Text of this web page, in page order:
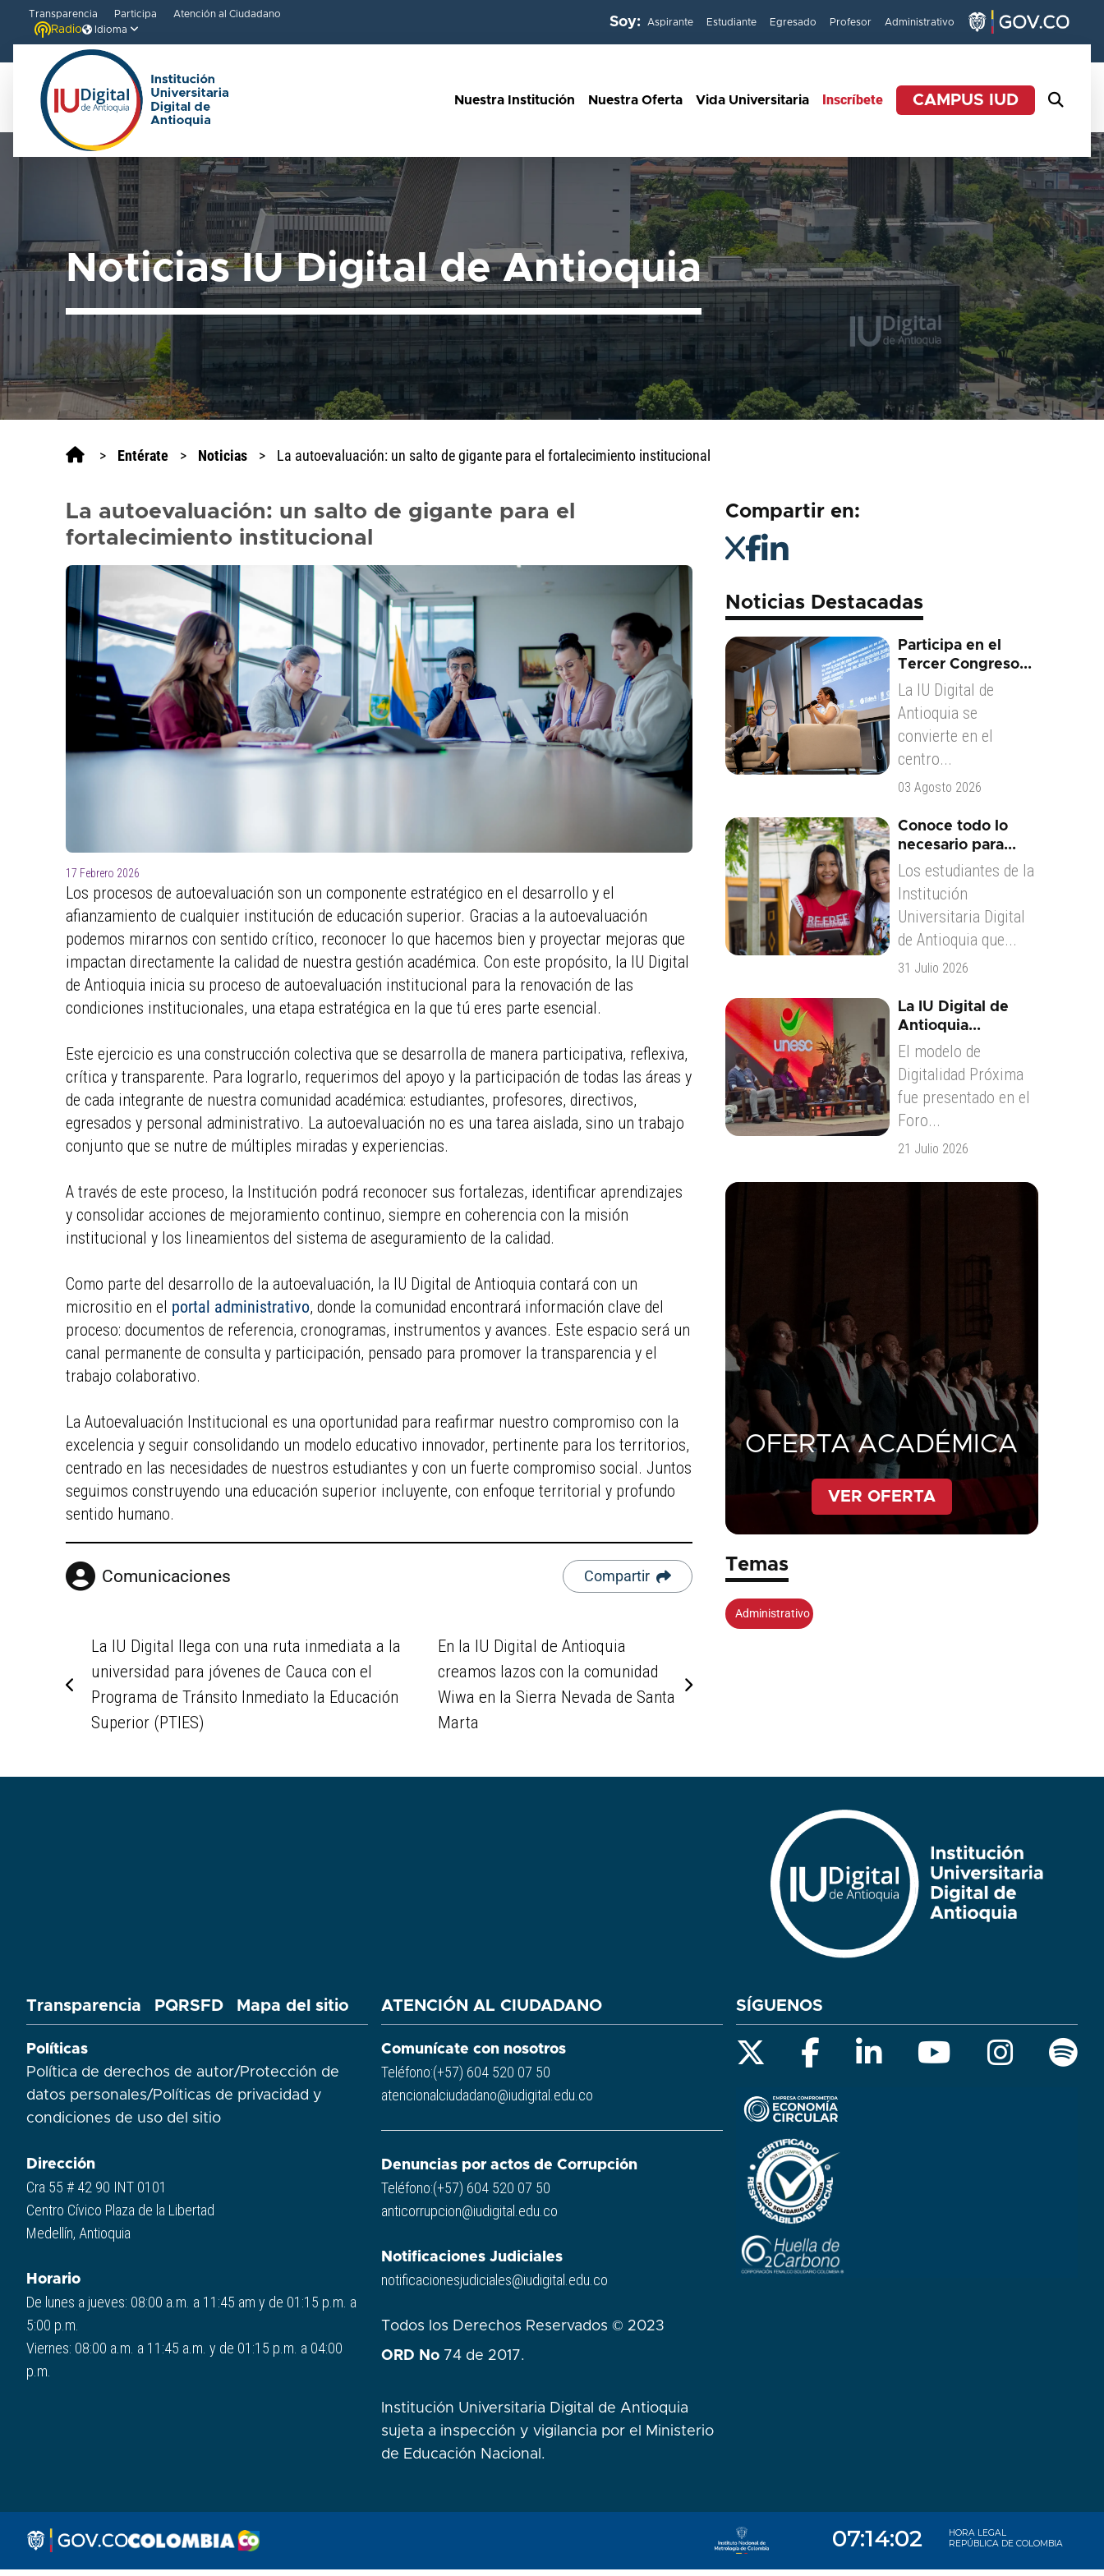
Transparencia Participa Atención al Ciudadano
Radio Idioma Soy: Aspirante Estudiante Egresado Profesor Administrativo
Nuestra Institución Nuestra Oferta Vida Universitaria Inscríbete CAMPUS IUD
Noticias IU Digital de Antioquia
> Entérate > Noticias > La autoevaluación: un salto de gigante para el fortalecimiento institucional
La autoevaluación: un salto de gigante para el
fortalecimiento institucional
17 Febrero 2026
Los procesos de autoevaluación son un componente estratégico en el desarrollo y el
afianzamiento de cualquier institución de educación superior. Gracias a la autoevaluación
podemos mirarnos con sentido crítico, reconocer lo que hacemos bien y proyectar mejoras que
impactan directamente la calidad de nuestra gestión académica. Con este propósito, la IU Digital
de Antioquia inicia su proceso de autoevaluación institucional para la renovación de las
condiciones institucionales, una etapa estratégica en la que tú eres parte esencial.
Este ejercicio es una construcción colectiva que se desarrolla de manera participativa, reflexiva,
crítica y transparente. Para lograrlo, requerimos del apoyo y la participación de todas las áreas y
de cada integrante de nuestra comunidad académica: estudiantes, profesores, directivos,
egresados y personal administrativo. La autoevaluación no es una tarea aislada, sino un trabajo
conjunto que se nutre de múltiples miradas y experiencias.
A través de este proceso, la Institución podrá reconocer sus fortalezas, identificar aprendizajes
y consolidar acciones de mejoramiento continuo, siempre en coherencia con la misión
institucional y los lineamientos del sistema de aseguramiento de la calidad.
Como parte del desarrollo de la autoevaluación, la IU Digital de Antioquia contará con un
micrositio en el portal administrativo, donde la comunidad encontrará información clave del
proceso: documentos de referencia, cronogramas, instrumentos y avances. Este espacio será un
canal permanente de consulta y participación, pensado para promover la transparencia y el
trabajo colaborativo.
La Autoevaluación Institucional es una oportunidad para reafirmar nuestro compromiso con la
excelencia y seguir consolidando un modelo educativo innovador, pertinente para los territorios,
centrado en las necesidades de nuestros estudiantes y con un fuerte compromiso social. Juntos
seguimos construyendo una educación superior incluyente, con enfoque territorial y profundo
sentido humano.
Comunicaciones Compartir
La IU Digital llega con una ruta inmediata a la
universidad para jóvenes de Cauca con el
Programa de Tránsito Inmediato la Educación
Superior (PTIES)
En la IU Digital de Antioquia
creamos lazos con la comunidad
Wiwa en la Sierra Nevada de Santa
Marta
Compartir en:
Noticias Destacadas
Participa en el
Tercer Congreso...
La IU Digital de
Antioquia se
convierte en el
centro...
03 Agosto 2026
Conoce todo lo
necesario para...
Los estudiantes de la
Institución
Universitaria Digital
de Antioquia que...
31 Julio 2026
La IU Digital de
Antioquia...
El modelo de
Digitalidad Próxima
fue presentado en el
Foro...
21 Julio 2026
OFERTA ACADÉMICA
VER OFERTA
Temas
Administrativo
Transparencia PQRSFD Mapa del sitio
Políticas
Política de derechos de autor/Protección de
datos personales/Políticas de privacidad y
condiciones de uso del sitio​
Dirección
Cra 55 # 42 90 INT 0101
Centro Cívico Plaza de la Libertad
Medellín, Antioquia
Horario
De lunes a jueves: 08:00 a.m. a 11:45 am y de 01:15 p.m. a
5:00 p.m.
Viernes: 08:00 a.m. a 11:45 a.m. y de 01:15 p.m. a 04:00
p.m.
ATENCIÓN AL CIUDADANO
Comunícate con nosotros
Teléfono:(+57) 604 520 07 50
atencionalciudadano@iudigital.edu.co
Denuncias por actos de Corrupción
Teléfono:(+57) 604 520 07 50
anticorrupcion@iudigital.edu.co
Notificaciones Judiciales
notificacionesjudiciales@iudigital.edu.co
Todos los Derechos Reservados © 2023
ORD No 74 de 2017.
Institución Universitaria Digital de Antioquia
sujeta a inspección y vigilancia por el Ministerio
de Educación Nacional.
SÍGUENOS